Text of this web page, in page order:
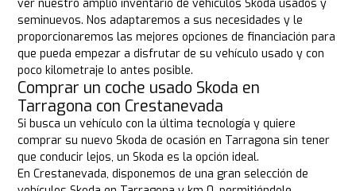
ver nuestro amplio inventario de vehículos Skoda usados y
seminuevos. Nos adaptaremos a sus necesidades y le
proporcionaremos las mejores opciones de financiación para
que pueda empezar a disfrutar de su vehículo usado y con
poco kilometraje lo antes posible.
Comprar un coche usado Skoda en
Tarragona con Crestanevada
Si busca un vehículo con la última tecnología y quiere
comprar su nuevo Skoda de ocasión en Tarragona sin tener
que conducir lejos, un Skoda es la opción ideal.
En Crestanevada, disponemos de una gran selección de